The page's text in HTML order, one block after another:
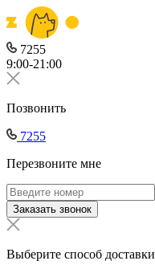
7255
9:00-21:00
Позвонить
7255
Перезвоните мне
Заказать звонок
Выберите способ доставки